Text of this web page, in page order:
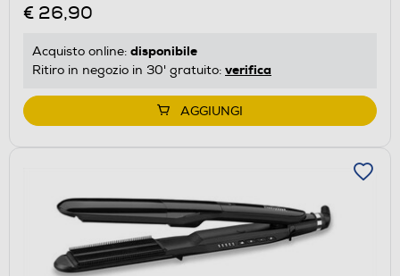
€ 26,90
Acquisto online: disponibile
Ritiro in negozio in 30' gratuito: verifica
AGGIUNGI